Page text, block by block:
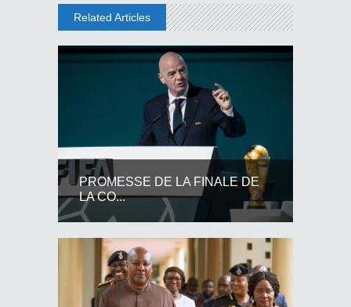
Related Articles
PROMESSE DE LA FINALE DE
LA CO...